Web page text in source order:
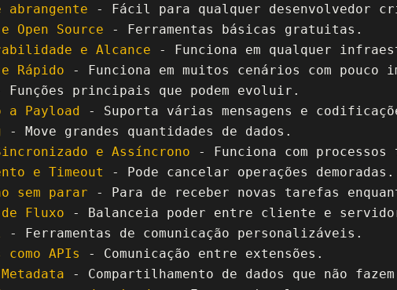
abrangente - Fácil para qualquer desenvolvedor
Open Source - Ferramentas básicas gratuitas.
e Alcance - Funciona em qualquer
Rápido - Funciona em muitos cenários com pouco
Funções principais que podem evoluir.
a Payload - Suporta várias mensagens e
- Move grandes quantidades de dados.
e Assíncrono - Funciona com
e Timeout
- Pode cancelar operações demoradas.
sem parar - Para de receber novas tarefas
Fluxo - Balanceia poder entre cliente e
- Ferramentas de comunicação personalizáveis.
como APIs
- Comunicação entre extensões.
- Compartilhamento de dados que não